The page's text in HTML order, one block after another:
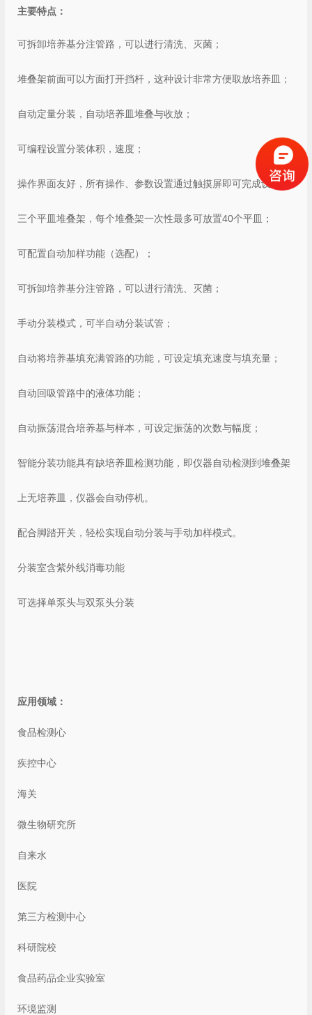
主要特点：
可拆卸培养基分注管路，可以进行清洗、灭菌；
堆叠架前面可以方面打开挡杆，这种设计非常方便取放培养皿；
自动定量分装，自动培养皿堆叠与收放；
可编程设置分装体积，速度；
操作界面友好，所有操作、参数设置通过触摸屏即可完成设置；
三个平皿堆叠架，每个堆叠架一次性最多可放置40个平皿；
可配置自动加样功能（选配）；
可拆卸培养基分注管路，可以进行清洗、灭菌；
手动分装模式，可半自动分装试管；
自动将培养基填充满管路的功能，可设定填充速度与填充量；
自动回吸管路中的液体功能；
自动振荡混合培养基与样本，可设定振荡的次数与幅度；
智能分装功能具有缺培养皿检测功能，即仪器自动检测到堆叠架
上无培养皿，仪器会自动停机。
配合脚踏开关，轻松实现自动分装与手动加样模式。
分装室含紫外线消毒功能
可选择单泵头与双泵头分装
应用领域：
食品检测心
疾控中心
海关
微生物研究所
自来水
医院
第三方检测中心
科研院校
食品药品企业实验室
环境监测